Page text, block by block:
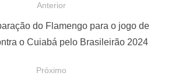
Anterior
do Flamengo para o jogo de
o Cuiabá pelo Brasileirão 2024
Próximo